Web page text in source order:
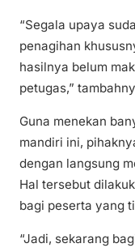
“Segala upaya
penagihan
hasilnya belum
petugas,”
Guna menekan
mandiri ini,
dengan langsung
Hal tersebut
bagi peserta yang
“Jadi, sekarang